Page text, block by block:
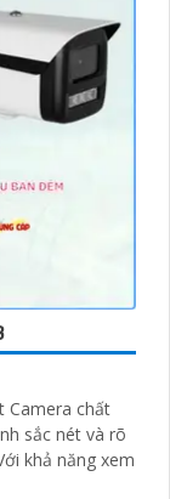
Camera chất
sắc nét và rõ